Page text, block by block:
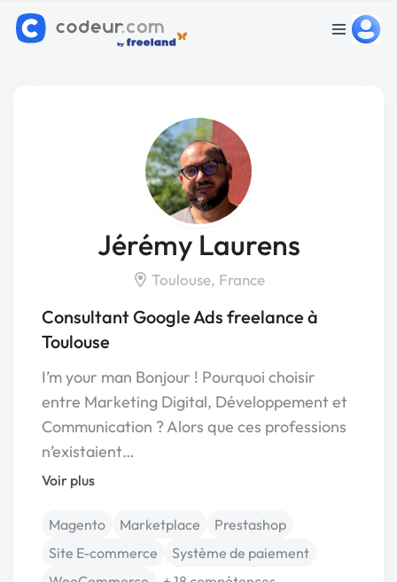
Jérémy Laurens
Toulouse, France
Consultant Google Ads freelance à
Toulouse
I’m your man Bonjour ! Pourquoi choisir
entre Marketing Digital, Développement et
Communication ? Alors que ces professions
n’existaient…
Voir plus
Magento Marketplace
Prestashop
Site E-commerce
Système de paiement